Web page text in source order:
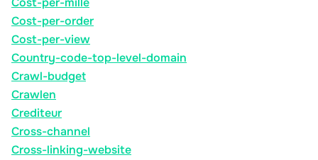
Cost-per-order
Cost-per-view
Country-code-top-level-domain
Crawl-budget
Crawlen
Crediteur
Cross-channel
Cross-linking-website